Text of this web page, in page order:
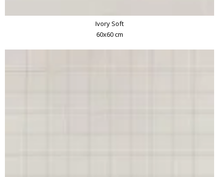
Ivory Soft
60x60 cm